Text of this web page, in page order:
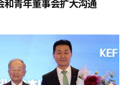
青年董事会扩大沟通